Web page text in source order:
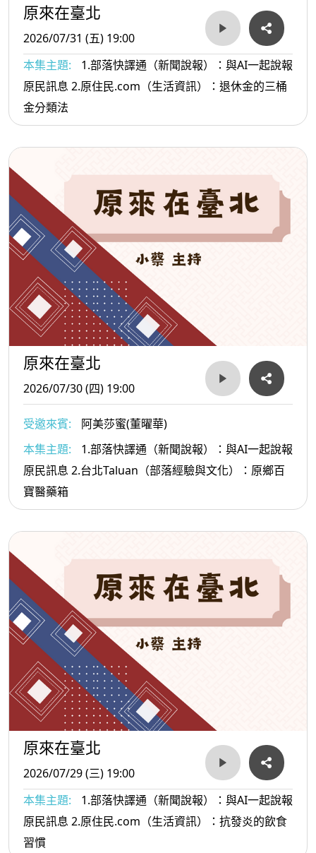
原來在臺北
2026/07/31 (五) 19:00
本集主題:
1.部落快譯通（新聞說報）：與AI一起說報
原民訊息 2.原住民.com（生活資訊）：退休金的三桶
金分類法
原來在臺北
2026/07/30 (四) 19:00
受邀來賓:
阿美莎蜜(董曜華)
本集主題:
1.部落快譯通（新聞說報）：與AI一起說報
原民訊息 2.台北Taluan（部落經驗與文化）：原鄉百
寶醫藥箱
原來在臺北
2026/07/29 (三) 19:00
本集主題:
1.部落快譯通（新聞說報）：與AI一起說報
原民訊息 2.原住民.com（生活資訊）：抗發炎的飲食
習慣